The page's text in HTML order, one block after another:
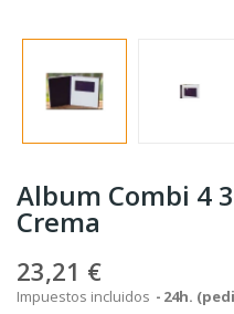
Album Combi 4
Crema
23,21 €
Impuestos incluidos 24h.